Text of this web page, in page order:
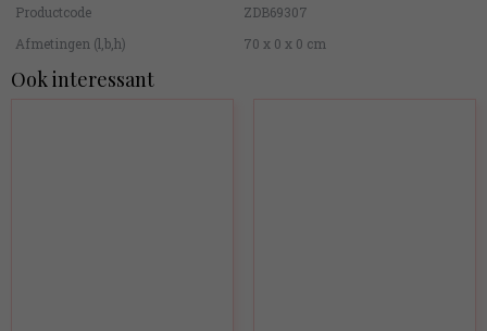
Productcode
ZDB69307
Afmetingen (l,b,h)
70 x 0 x 0 cm
Ook interessant